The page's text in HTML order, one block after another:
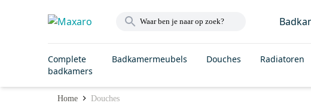
Complete
badkamers
Badkamermeubels Douches Radiatoren
Home Douches